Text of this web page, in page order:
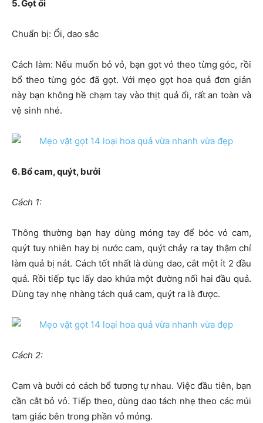
5. Gọt ổi
Chuẩn bị: Ổi, dao sắc
Cách làm: Nếu muốn bỏ vỏ, bạn gọt vỏ theo từng góc, rồi
bổ theo từng góc đã gọt. Với mẹo gọt hoa quả đơn giản
này bạn không hề chạm tay vào thịt quả ổi, rất an toàn và
vệ sinh nhé.
6. Bổ cam, quýt, bưởi
Cách 1:
Thông thường bạn hay dùng móng tay để bóc vỏ cam,
quýt tuy nhiên hay bị nước cam, quýt chảy ra tay thậm chí
làm quả bị nát. Cách tốt nhất là dùng dao, cắt một ít 2 đầu
quả. Rồi tiếp tục lấy dao khứa một đường nối hai đầu quả.
Dùng tay nhẹ nhàng tách quả cam, quýt ra là được.
Cách 2:
Cam và bưởi có cách bổ tương tự nhau. Việc đầu tiên, bạn
cần cắt bỏ vỏ. Tiếp theo, dùng dao tách nhẹ theo các múi
tam giác bên trong phần vỏ mỏng.